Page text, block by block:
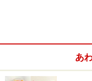
2. 焼きたてのよう
クロワッサン」
あ